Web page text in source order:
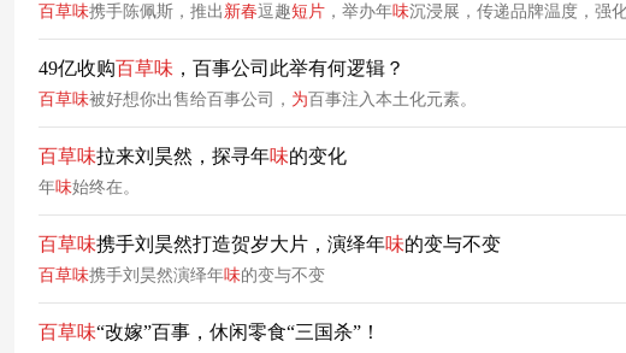
百草味携手陈佩斯，推出 新春逗趣短片 ，举办年味沉浸展，传递品牌温度，强
49亿收购百草味 ，百事公司此举有何逻辑？
百草味被好想你出售给百事公司， 为 百事注入本土化元素。
百草味拉来刘昊然，探寻年味的变化
年味始终在。
百草味携手刘昊然打造贺岁大片，演绎年味的变与不变
百草味携手刘昊然演绎年味的变与不变
百草味“改嫁”百事，休闲零食“三国杀”！